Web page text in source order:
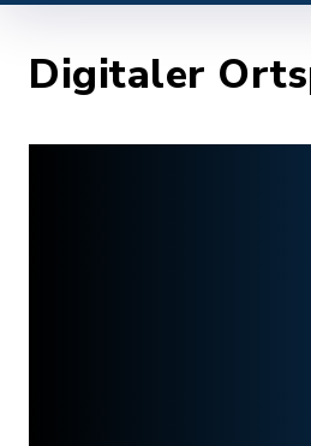
Digitaler